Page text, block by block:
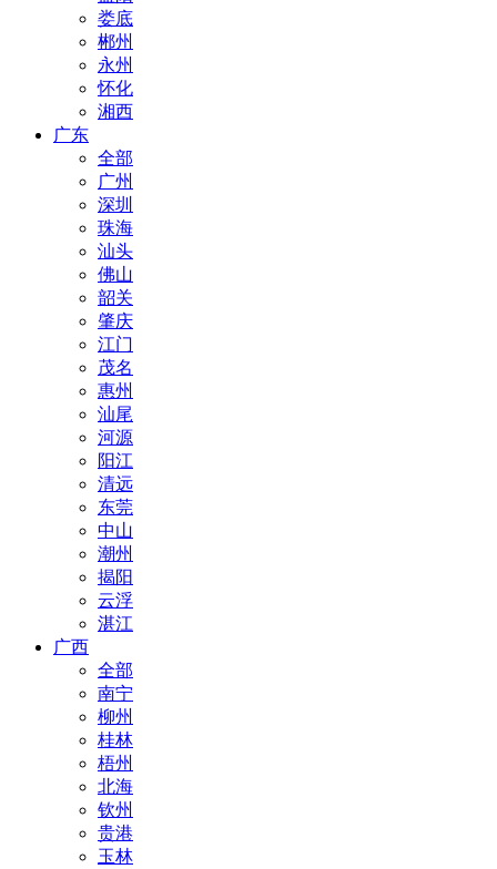
娄底
郴州
永州
怀化
湘西
广东
全部
广州
深圳
珠海
汕头
佛山
韶关
肇庆
江门
茂名
惠州
汕尾
河源
阳江
清远
东莞
中山
潮州
揭阳
云浮
湛江
广西
全部
南宁
柳州
桂林
梧州
北海
钦州
贵港
玉林